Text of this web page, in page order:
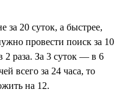
за 20 суток, а быстрее,
провести поиск за 10
2 раза. За 3 суток — в 6
всего за 24 часа, то
на 12.